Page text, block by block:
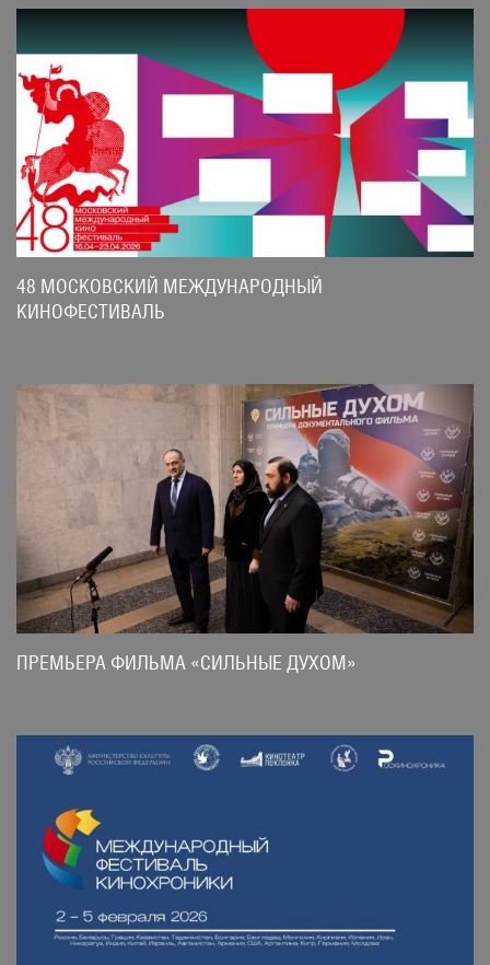
48 МОСКОВСКИЙ МЕЖДУНАРОДНЫЙ
КИНОФЕСТИВАЛЬ
ПРЕМЬЕРА ФИЛЬМА «СИЛЬНЫЕ ДУХОМ»